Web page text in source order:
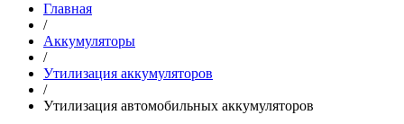
Главная
/
Аккумуляторы
/
Утилизация аккумуляторов
/
Утилизация автомобильных аккумуляторов